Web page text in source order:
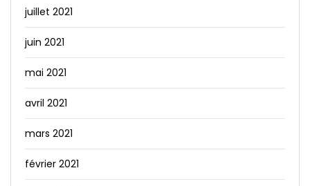
juillet 2021
juin 2021
mai 2021
avril 2021
mars 2021
février 2021